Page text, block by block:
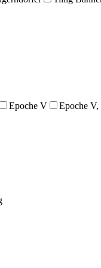
Epoche V Epoche